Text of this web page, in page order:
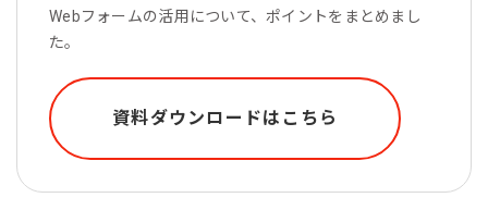
Webフォームの活用について、ポイントをまとめまし
た。
資料ダウンロードはこちら